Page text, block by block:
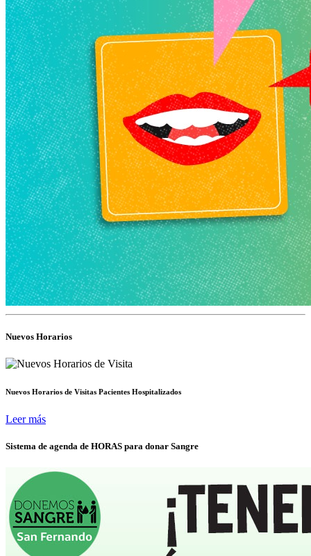
Nuevos Horarios
Nuevos Horarios de Visitas Pacientes Hospitalizados
Leer más
Sistema de agenda de HORAS para donar Sangre